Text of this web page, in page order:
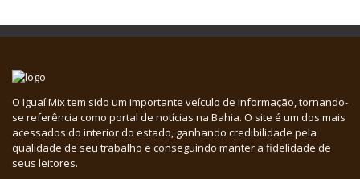
O Iguaí Mix tem sido um importante veículo de informação, tornando-
se referência como portal de notícias na Bahia. O site é um dos mais
acessados do interior do estado, ganhando credibilidade pela
qualidade de seu trabalho e conseguindo manter a fidelidade de
seus leitores.